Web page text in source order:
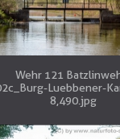
Wehr 121
Luebbener-
8,490.jpg